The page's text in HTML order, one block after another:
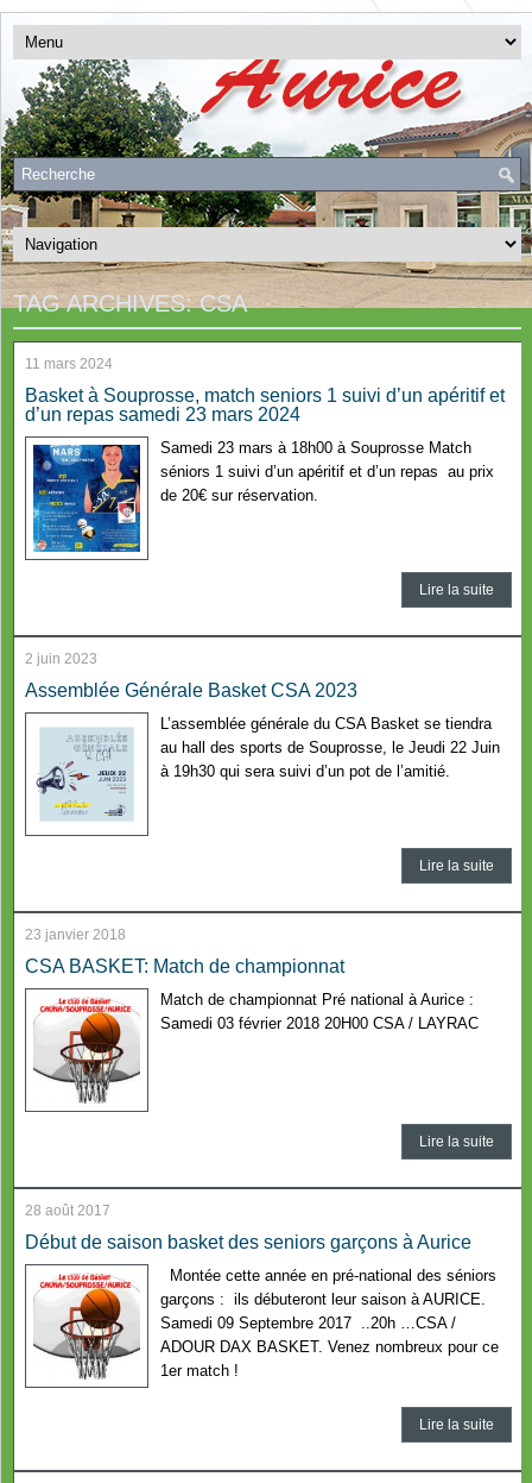
TAG ARCHIVES:CSA
11 mars 2024
Basket à Souprosse, match seniors 1 suivi d’un apéritif et
d’un repas samedi 23 mars 2024
Samedi 23 mars à 18h00 à Souprosse Match
séniors 1 suivi d’un apéritif et d’un repas au prix
de 20€ sur réservation.
Lire la suite
2 juin 2023
Assemblée Générale Basket CSA 2023
L’assemblée générale du CSA Basket se tiendra
au hall des sports de Souprosse, le Jeudi 22 Juin
à 19h30 qui sera suivi d’un pot de l’amitié.
Lire la suite
23 janvier 2018
CSA BASKET: Match de championnat
Match de championnat Pré national à Aurice :
Samedi 03 février 2018 20H00 CSA / LAYRAC
Lire la suite
28 août 2017
Début de saison basket des seniors garçons à Aurice
Montée cette année en pré-national des séniors
garçons : ils débuteront leur saison à AURICE.
Samedi 09 Septembre 2017 ..20h …CSA /
ADOUR DAX BASKET. Venez nombreux pour ce
1er match !
Lire la suite